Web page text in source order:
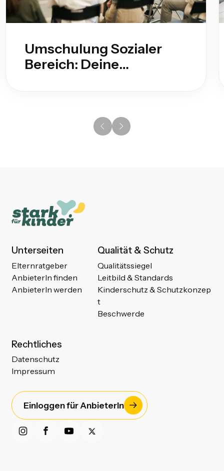
Umschulung Sozialer
Bereich: Deine
Unterseiten
Elternratgeber
AnbieterIn finden
AnbieterIn werden
Qualität & Schutz
Qualitätssiegel
Leitbild & Standards
Kinderschutz & Schutzkonzep
t
Beschwerde
Rechtliches
Datenschutz
Impressum
Einloggen für AnbieterIn